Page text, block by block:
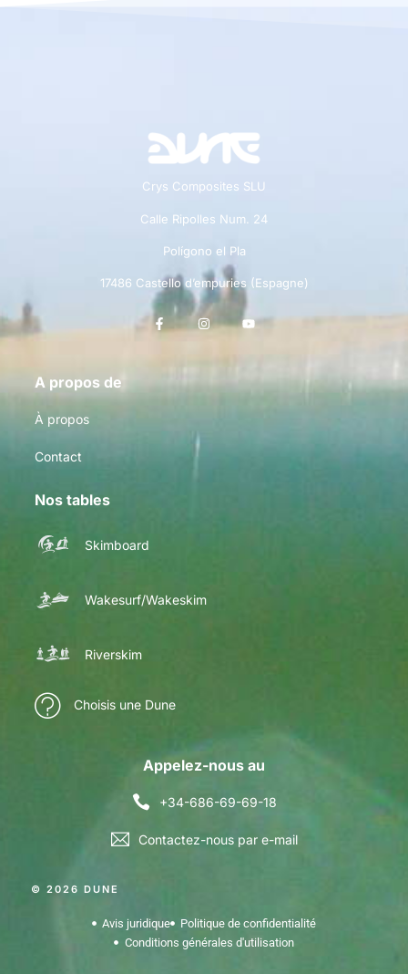
Crys Composites SLU
Calle Ripolles Num. 24
Polígono el Pla
17486 Castello d’empuries (Espagne)
A propos de
À propos
Contact
Nos tables
Skimboard
Wakesurf/Wakeskim
Riverskim
Choisis une Dune
Appelez-nous au
+34-686-69-69-18
Contactez-nous par e-mail
© 2026 DUNE
Avis juridique
Politique de confidentialité
Conditions générales d'utilisation